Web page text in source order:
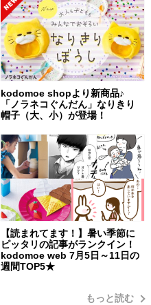
kodomoe shopより新商品♪
「ノラネコぐんだん」なりきり
帽子（大、小）が登場！
【読まれてます！】暑い季節に
ピッタリの記事がランクイン！
kodomoe web 7月5日～11日の
週間TOP5★
もっと読む